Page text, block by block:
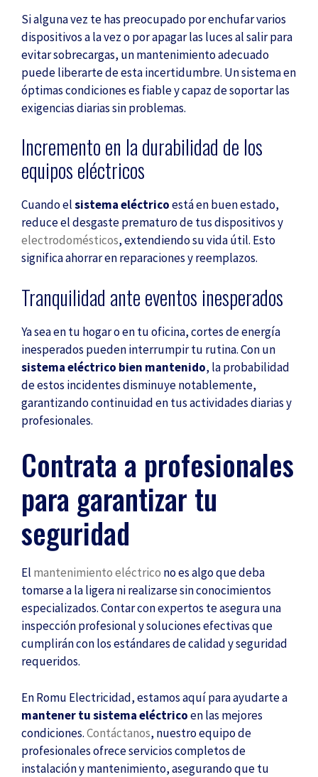
Si alguna vez te has preocupado por enchufar varios
dispositivos a la vez o por apagar las luces al salir para
evitar sobrecargas, un mantenimiento adecuado
puede liberarte de esta incertidumbre. Un sistema en
óptimas condiciones es fiable y capaz de soportar las
exigencias diarias sin problemas.
Incremento en la durabilidad de los
equipos eléctricos
Cuando elsistema eléctricoestá en buen estado,
reduce el desgaste prematuro de tus dispositivos y
electrodomésticos, extendiendo su vida útil. Esto
significa ahorrar en reparaciones y reemplazos.
Tranquilidad ante eventos inesperados
Ya sea en tu hogar o en tu oficina, cortes de energía
inesperados pueden interrumpir tu rutina. Con un
sistema eléctrico bien mantenido, la probabilidad
de estos incidentes disminuye notablemente,
garantizando continuidad en tus actividades diarias y
profesionales.
Contrata a profesionales
para garantizar tu
seguridad
El mantenimiento eléctrico no es algo que deba
tomarse a la ligera ni realizarse sin conocimientos
especializados. Contar con expertos te asegura una
inspección profesional y soluciones efectivas que
cumplirán con los estándares de calidad y seguridad
requeridos.
En Romu Electricidad, estamos aquí para ayudarte a
mantener tu sistema eléctricoen las mejores
condiciones.Contáctanos, nuestro equipo de
profesionales ofrece servicios completos de
instalación y mantenimiento, asegurando que tu